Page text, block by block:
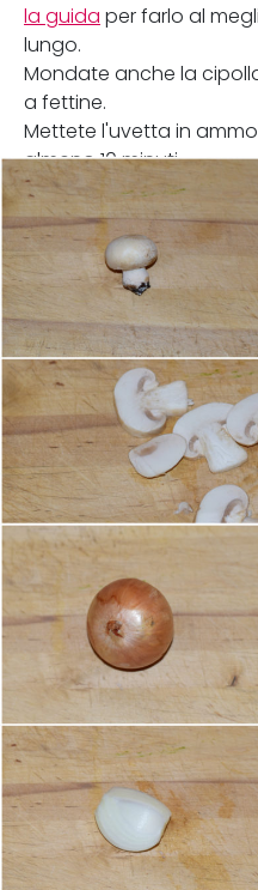
la guida per farlo al
lungo.
Mondate anche la
a fettine.
Mettete l'uvetta in
almeno 10 minuti.